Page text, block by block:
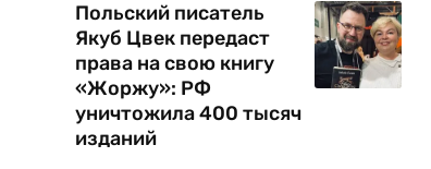
Польский писатель
Якуб Цвек передаст
права на свою книгу
«Жоржу»: РФ
уничтожила 400 тысяч
изданий